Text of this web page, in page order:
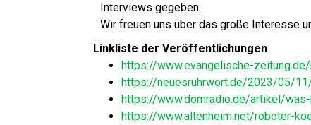
Interviews gegeben.
Wir freuen uns über das große Interesse
Linkliste der Veröffentlichungen
https://www.evangelische-
https://neuesruhrwort.de/2023/05/
https://www.domradio.de/artikel/
https://www.altenheim.net/roboter-